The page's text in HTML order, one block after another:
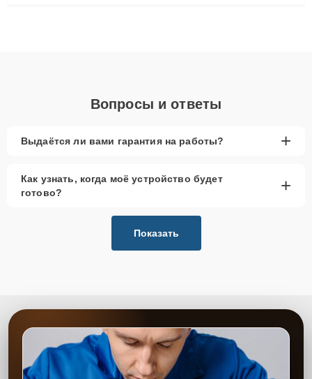
Вопросы и ответы
Выдаётся ли вами гарантия на работы? +
Как узнать, когда моё устройство будет
готово?
+
Показать